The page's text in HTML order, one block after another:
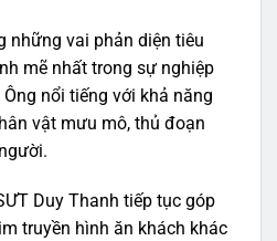
những vai phản diện tiêu
mẽ nhất trong sự nghiệp
nổi tiếng với khả năng
vật mưu mô, thủ đoạn
Duy Thanh tiếp tục góp
truyền hình ăn khách khác